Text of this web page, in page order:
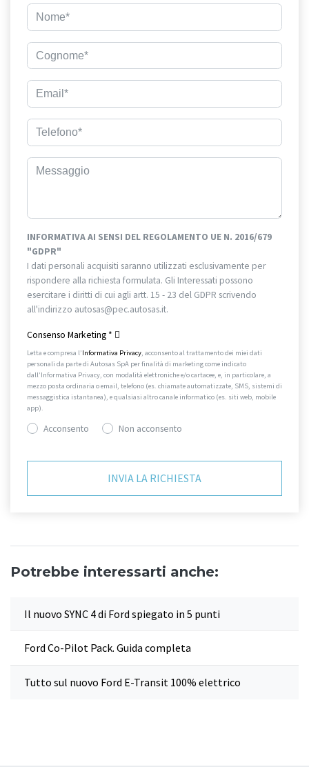
INFORMATIVA AI SENSI DEL REGOLAMENTO UE N. 2016/679
"GDPR"
I dati personali acquisiti saranno utilizzati esclusivamente per
rispondere alla richiesta formulata. Gli Interessati possono
esercitare i diritti di cui agli artt. 15 - 23 del GDPR scrivendo
all'indirizzo autosas@pec.autosas.it.
Consenso Marketing *
Letta e compresa l’Informativa Privacy, acconsento al trattamento dei miei dati
personali da parte di Autosas SpA per finalità di marketing come indicato
dall’Informativa Privacy, con modalità elettroniche e/o cartacee, e, in particolare, a
mezzo posta ordinaria o email, telefono (es. chiamate automatizzate, SMS, sistemi di
messaggistica istantanea), e qualsiasi altro canale informatico (es. siti web, mobile
app).
Acconsento Non acconsento
Potrebbe interessarti anche:
Il nuovo SYNC 4 di Ford spiegato in 5 punti
Ford Co-Pilot Pack. Guida completa
Tutto sul nuovo Ford E-Transit 100% elettrico